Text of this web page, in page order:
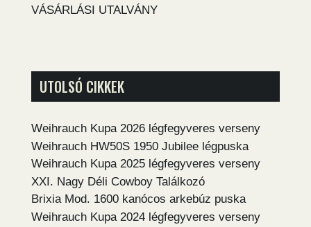
VÁSÁRLÁSI UTALVÁNY
UTOLSÓ CIKKEK
Weihrauch Kupa 2026 légfegyveres verseny
Weihrauch HW50S 1950 Jubilee légpuska
Weihrauch Kupa 2025 légfegyveres verseny
XXI. Nagy Déli Cowboy Találkozó
Brixia Mod. 1600 kanócos arkebúz puska
Weihrauch Kupa 2024 légfegyveres verseny